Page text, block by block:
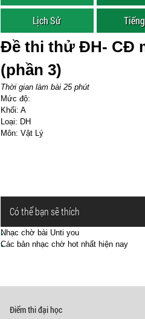
Lịch Sử
Đề thi thử ĐH- CĐ
(phần 3)
Thời gian làm bài 25 phút
Mức độ:
Khối: A
Loại: DH
Môn: Vật Lý
Có thể bạn sẽ thích
Nhạc chờ bài Unti you
Các bản nhạc chờ hot nhất hiện nay
Điểm thi đại học